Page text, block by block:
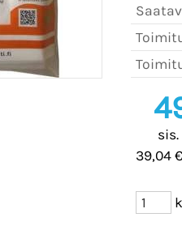
sis.
39,04